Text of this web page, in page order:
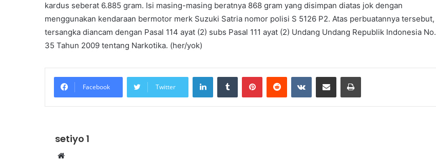
kardus seberat 6.885 gram. Isi masing-masing beratnya 868 gram yang disimpan diatas jok dengan
menggunakan kendaraan bermotor merk Suzuki Satria nomor polisi S 5126 P2. Atas perbuatannya tersebut,
tersangka diancam dengan Pasal 114 ayat (2) subs Pasal 111 ayat (2) Undang Undang Republik Indonesia No.
35 Tahun 2009 tentang Narkotika. (her/yok)
Facebook Twitter
LinkedInTumblr PinterestReddit VKontakteShare via Email Print
setiyo 1
Website